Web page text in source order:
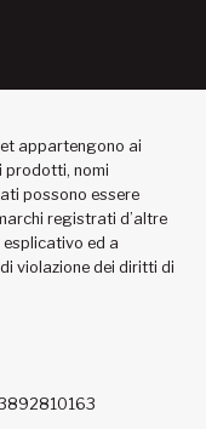
appartengono ai
prodotti, nomi
possono essere
registrati d’altre
ed a
violazione dei diritti di